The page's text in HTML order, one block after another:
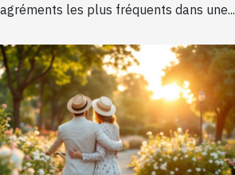
les plus fréquents dans une...